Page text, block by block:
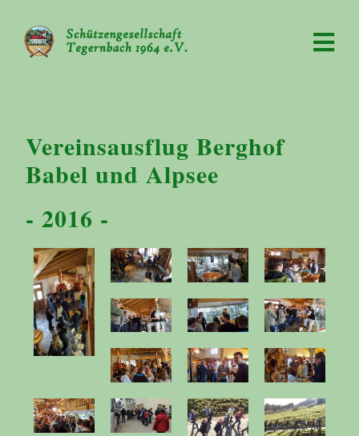
Vereinsausflug Berghof
Babel und Alpsee
- 2016 -